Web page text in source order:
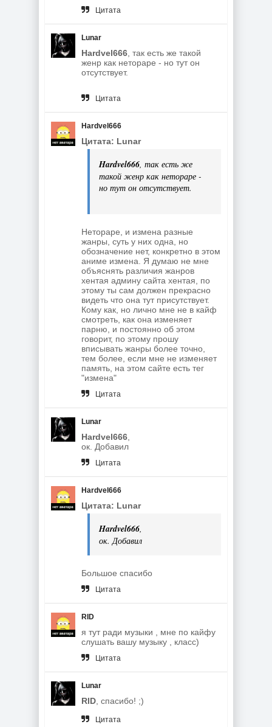
Цитата
Lunar
Hardvel666, так есть же такой
женр как нетораре - но тут он
отсутствует.
Цитата
Hardvel666
Цитата: Lunar
Hardvel666, так есть же
такой женр как нетораре -
но тут он отсутствует.
Нетораре, и измена разные
жанры, суть у них одна, но
обозначение нет, конкретно в этом
аниме измена. Я думаю не мне
объяснять различия жанров
хентая админу сайта хентая, по
этому ты сам должен прекрасно
видеть что она тут присутствует.
Кому как, но лично мне не в кайф
смотреть, как она изменяет
парню, и постоянно об этом
говорит, по этому прошу
вписывать жанры более точно,
тем более, если мне не изменяет
память, на этом сайте есть тег
"измена"
Цитата
Lunar
Hardvel666,
ок. Добавил
Цитата
Hardvel666
Цитата: Lunar
Hardvel666,
ок. Добавил
Большое спасибо
Цитата
RID
я тут ради музыки , мне по кайфу
слушать вашу музыку , класс)
Цитата
Lunar
RID, спасибо! ;)
Цитата